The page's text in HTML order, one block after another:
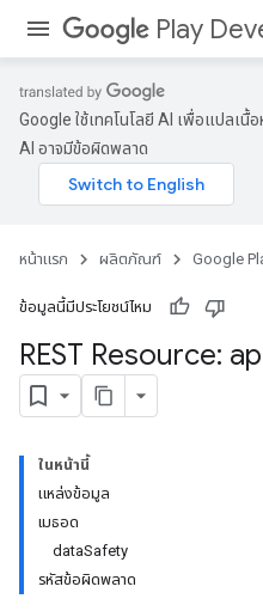
Play
Google ใช้เทคโนโลยี AI เพื่อแปลเ
AI อาจมีข้อผิดพลาด
หน้าแรก ผลิตภัณฑ์ Google
ข้อมูลนี้มีประโยชน์ไหม
REST Resource:
ในหน้านี้
แหล่งข้อมูล
เมธอด
dataSafety
รหัสข้อผิดพลาด